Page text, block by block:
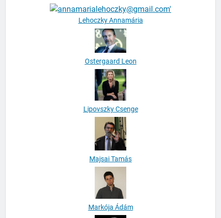
Lehoczky Annamária
Ostergaard Leon
Lipovszky Csenge
Majsai Tamás
Markója Ádám